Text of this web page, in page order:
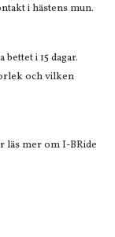
i hästens mun.
i 15 dagar.
och vilken
läs mer om I-BRide